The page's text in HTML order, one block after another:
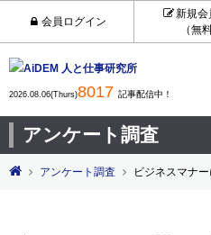
会員ログイン
新規会
（無
2026.08.06(Thurs)8017 記事配信中！
アンケート調査
アンケート調査 ビジネスマナ